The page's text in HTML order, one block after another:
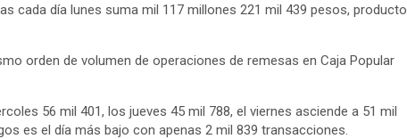
cada día lunes suma mil 117 millones 221 mil 439 pesos, producto
orden de volumen de operaciones de remesas en Caja Popular
56 mil 401, los jueves 45 mil 788, el viernes asciende a 51 mil
es el día más bajo con apenas 2 mil 839 transacciones.